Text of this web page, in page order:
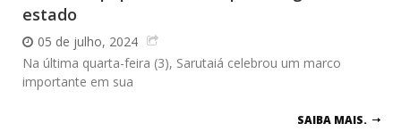
estado
05 de julho, 2024
Na última quarta-feira (3), Sarutaiá celebrou um marco
importante em sua
SAIBA MAIS.